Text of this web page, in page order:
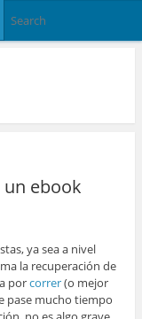
ebook
ya sea a nivel
la recuperación de
porcorrer(o mejor
pase mucho tiempo